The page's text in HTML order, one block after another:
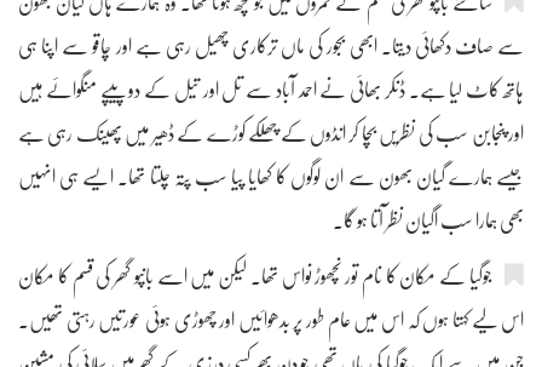
سے صاف دکھائی دیتا۔ ابھی بجور کی ماں ترکاری چھیل رہی ہے اور چاقو سے اپنا ہی
ہاتھ کاٹ لیا ہے۔ ڈنکر بھائی نے احمد آباد سے تل اور تیل کے دو پیپے منگوائے ہیں
اور پنجابن سب کی نظریں بچا کر انڈوں کے چھلکے کوڑے کے ڈھیر میں پھینک رہی ہے
جیسے ہمارے گیان بھون سے ان لوگوں کا کھایا پیا سب پتہ چلتا تھا۔ ایسے ہی انہیں
بھی ہمارا سب اگیان نظر آتا ہو گا۔
جوگیا کے مکان کا نام تور نچھوڑ نواس تھا۔ لیکن میں اسے بانپو گھر کی قسم کا مکان
اس لیے کہتا ہوں کہ اس میں عام طور پر بدھوائیں اور چھوڑی ہوئی عورتیں رہتی تھیں۔